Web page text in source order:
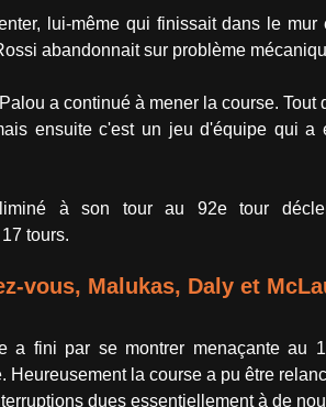
lui-même qui finissait dans le mur
abandonnait sur problème
a continué à mener la course. Tout
ensuite c'est un jeu d'équipe qui a
à son tour au 92e tour
tours.
vous, Malukas, Daly et
a fini par se montrer menaçante au
Heureusement la course a pu être
dues essentiellement à de